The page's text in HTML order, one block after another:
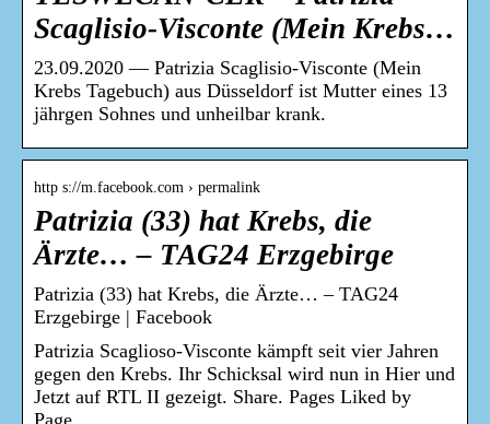
Scaglisio-Visconte (Mein Krebs…
23.09.2020 — Patrizia Scaglisio-Visconte (Mein
Krebs Tagebuch) aus Düsseldorf ist Mutter eines 13
jährgen Sohnes und unheilbar krank.
http s://m.facebook.com › permalink
Patrizia (33) hat Krebs, die
Ärzte… – TAG24 Erzgebirge
Patrizia (33) hat Krebs, die Ärzte… – TAG24
Erzgebirge | Facebook
Patrizia Scaglioso-Visconte kämpft seit vier Jahren
gegen den Krebs. Ihr Schicksal wird nun in Hier und
Jetzt auf RTL II gezeigt. Share. Pages Liked by